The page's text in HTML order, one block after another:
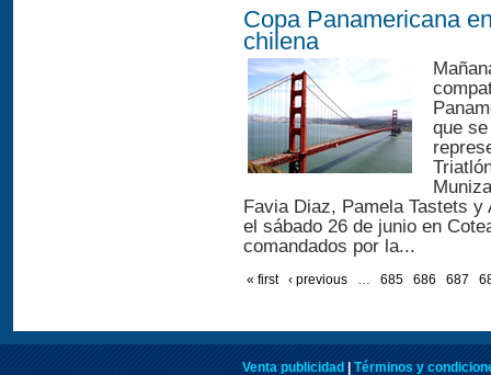
Copa Panamericana
chilena
que
Favia Diaz, Pamela Tastets
el sábado 26 de junio en
comandados por la...
« first ‹ previous … 685 686 687
Venta publicidad
Términos y